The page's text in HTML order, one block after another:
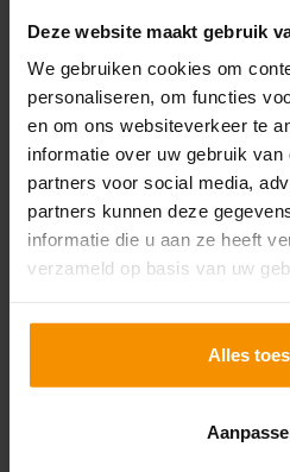
Deze website maakt gebruik
We gebruiken cookies om
personaliseren, om functies
en om ons websiteverkeer te
informatie over uw gebruik
partners voor social media,
partners kunnen deze
informatie die u aan ze heeft
verzameld op basis van uw
Alles
compenseren. Eerder was
versoberen, maar een groot
teruggedraaid. Vanaf 2027
percentage naar 27% en
sociaal